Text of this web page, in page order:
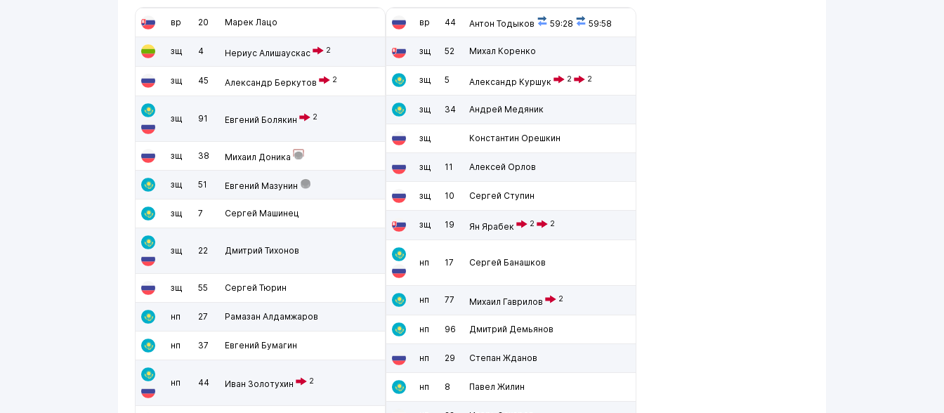
вр 20 Марек Лацо
зщ 4 Нериус Алишаускас 2
зщ 45 Александр Беркутов 2
зщ 91 Евгений Болякин 2
зщ 38 Михаил Доника
зщ 51 Евгений Мазунин
зщ 7 Сергей Машинец
зщ 22 Дмитрий Тихонов
зщ 55 Сергей Тюрин
нп 27 Рамазан Алдамжаров
нп 37 Евгений Бумагин
нп 44 Иван Золотухин 2
вр 44 Антон Тодыков 59:28 59:58
зщ 52 Михал Коренко
зщ 5 Александр Куршук 2 2
зщ 34 Андрей Медяник
зщ Константин Орешкин
зщ 11 Алексей Орлов
зщ 10 Сергей Ступин
зщ 19 Ян Ярабек 2 2
нп 17 Сергей Банашков
нп 77 Михаил Гаврилов 2
нп 96 Дмитрий Демьянов
нп 29 Степан Жданов
нп 8 Павел Жилин